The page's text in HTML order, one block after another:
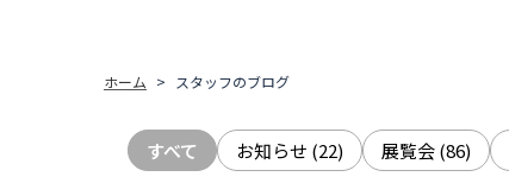
ホーム スタッフのブログ
すべて お知らせ (22) 展覧会(86)